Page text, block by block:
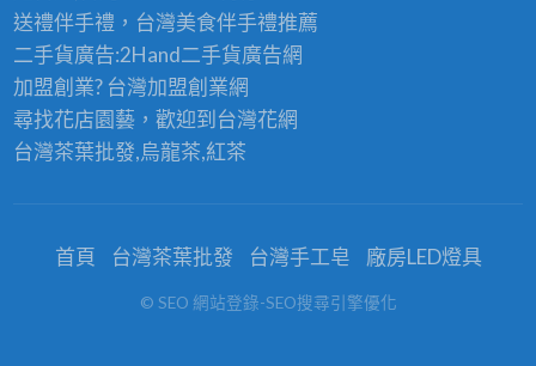
送禮伴手禮，台灣美食伴手禮推薦
二手貨廣告:2Hand二手貨廣告網
加盟創業? 台灣加盟創業網
尋找花店園藝，歡迎到 台灣花網
台灣茶葉批發,烏龍茶,紅茶
首頁 台灣茶葉批發 台灣手工皂 廠房LED燈具
© SEO 網站登錄-SEO搜尋引擎優化